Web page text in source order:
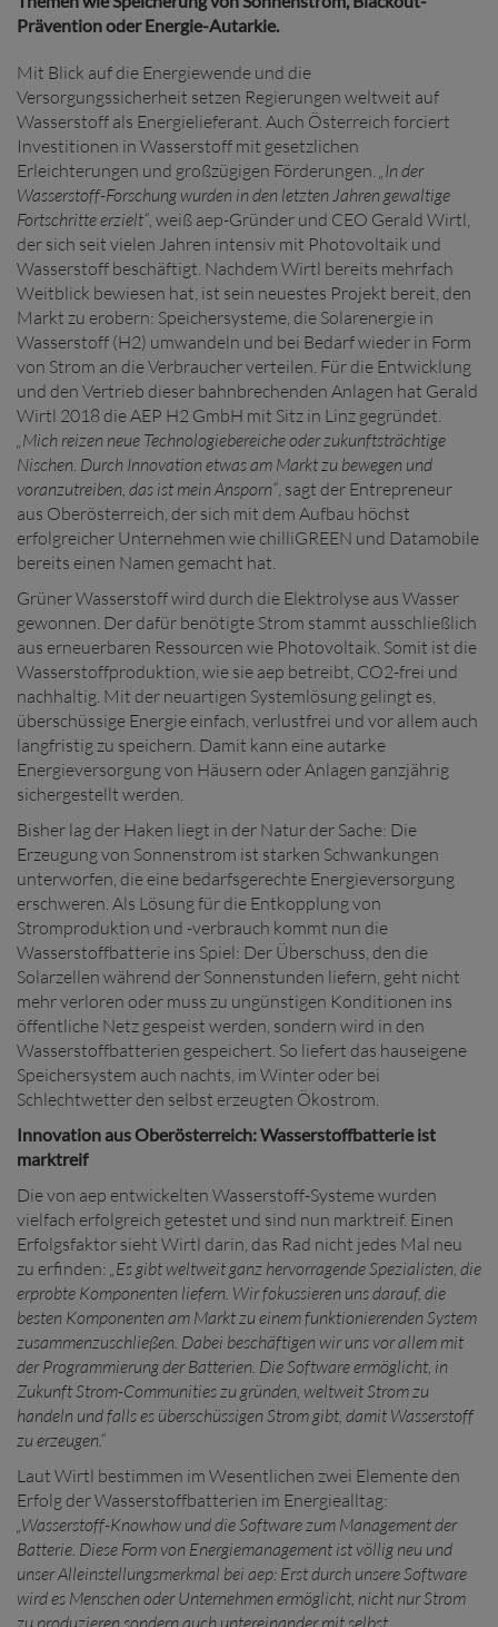
Prävention oder Energie-Autarkie.
Mit Blick auf die Energiewende und die
Versorgungssicherheit setzen Regierungen weltweit auf
Wasserstoff als Energielieferant. Auch Österreich forciert
Investitionen in Wasserstoff mit gesetzlichen
Erleichterungen und großzügigen Förderungen. „In der
Wasserstoff-Forschung wurden in den letzten Jahren gewaltige
Fortschritte erzielt“, weiß aep-Gründer und CEO Gerald Wirtl,
der sich seit vielen Jahren intensiv mit Photovoltaik und
Wasserstoff beschäftigt. Nachdem Wirtl bereits mehrfach
Weitblick bewiesen hat, ist sein neuestes Projekt bereit, den
Markt zu erobern: Speichersysteme, die Solarenergie in
Wasserstoff (H2) umwandeln und bei Bedarf wieder in Form
von Strom an die Verbraucher verteilen. Für die Entwicklung
und den Vertrieb dieser bahnbrechenden Anlagen hat Gerald
Wirtl 2018 die AEP H2 GmbH mit Sitz in Linz gegründet.
„Mich reizen neue Technologiebereiche oder zukunftsträchtige
Nischen. Durch Innovation etwas am Markt zu bewegen und
voranzutreiben, das ist mein Ansporn“, sagt der Entrepreneur
aus Oberösterreich, der sich mit dem Aufbau höchst
erfolgreicher Unternehmen wie chilliGREEN und Datamobile
bereits einen Namen gemacht hat.
Grüner Wasserstoff wird durch die Elektrolyse aus Wasser
gewonnen. Der dafür benötigte Strom stammt ausschließlich
aus erneuerbaren Ressourcen wie Photovoltaik. Somit ist die
Wasserstoffproduktion, wie sie aep betreibt, CO2-frei und
nachhaltig. Mit der neuartigen Systemlösung gelingt es,
überschüssige Energie einfach, verlustfrei und vor allem auch
langfristig zu speichern. Damit kann eine autarke
Energieversorgung von Häusern oder Anlagen ganzjährig
sichergestellt werden.
Bisher lag der Haken liegt in der Natur der Sache: Die
Erzeugung von Sonnenstrom ist starken Schwankungen
unterworfen, die eine bedarfsgerechte Energieversorgung
erschweren. Als Lösung für die Entkopplung von
Stromproduktion und -verbrauch kommt nun die
Wasserstoffbatterie ins Spiel: Der Überschuss, den die
Solarzellen während der Sonnenstunden liefern, geht nicht
mehr verloren oder muss zu ungünstigen Konditionen ins
öffentliche Netz gespeist werden, sondern wird in den
Wasserstoffbatterien gespeichert. So liefert das hauseigene
Speichersystem auch nachts, im Winter oder bei
Schlechtwetter den selbst erzeugten Ökostrom.
Innovation aus Oberösterreich: Wasserstoffbatterie ist
marktreif
Die von aep entwickelten Wasserstoff-Systeme wurden
vielfach erfolgreich getestet und sind nun marktreif. Einen
Erfolgsfaktor sieht Wirtl darin, das Rad nicht jedes Mal neu
zu erfinden: „Es gibt weltweit ganz hervorragende Spezialisten, die
erprobte Komponenten liefern. Wir fokussieren uns darauf, die
besten Komponenten am Markt zu einem funktionierenden System
zusammenzuschließen. Dabei beschäftigen wir uns vor allem mit
der Programmierung der Batterien. Die Software ermöglicht, in
Zukunft Strom-Communities zu gründen, weltweit Strom zu
handeln und falls es überschüssigen Strom gibt, damit Wasserstoff
zu erzeugen.“
Laut Wirtl bestimmen im Wesentlichen zwei Elemente den
Erfolg der Wasserstoffbatterien im Energiealltag:
„Wasserstoff-Knowhow und die Software zum Management der
Batterie. Diese Form von Energiemanagement ist völlig neu und
unser Alleinstellungsmerkmal bei aep: Erst durch unsere Software
wird es Menschen oder Unternehmen ermöglicht, nicht nur Strom
zu produzieren sondern auch untereinander mit selbst